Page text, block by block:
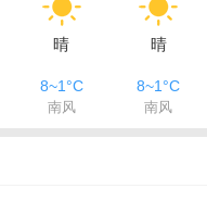
晴 晴
8~1°C 8~1°C
南风 南风